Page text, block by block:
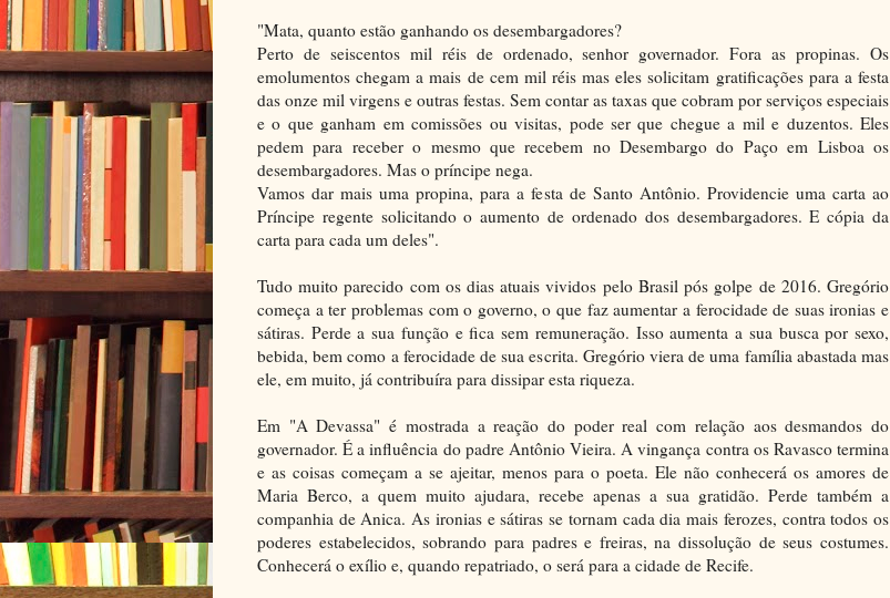
"Mata, quanto estão ganhando os desembargadores?
Perto de seiscentos mil réis de ordenado, senhor governador. Fora as propinas. Os
emolumentos chegam a mais de cem mil réis mas eles solicitam gratificações para a festa
das onze mil virgens e outras festas. Sem contar as taxas que cobram por serviços especiais
e o que ganham em comissões ou visitas, pode ser que chegue a mil e duzentos. Eles
pedem para receber o mesmo que recebem no Desembargo do Paço em Lisboa os
desembargadores. Mas o príncipe nega.
Vamos dar mais uma propina, para a festa de Santo Antônio. Providencie uma carta ao
Príncipe regente solicitando o aumento de ordenado dos desembargadores. E cópia da
carta para cada um deles".
Tudo muito parecido com os dias atuais vividos pelo Brasil pós golpe de 2016. Gregório
começa a ter problemas com o governo, o que faz aumentar a ferocidade de suas ironias e
sátiras. Perde a sua função e fica sem remuneração. Isso aumenta a sua busca por sexo,
bebida, bem como a ferocidade de sua escrita. Gregório viera de uma família abastada mas
ele, em muito, já contribuíra para dissipar esta riqueza.
Em "A Devassa" é mostrada a reação do poder real com relação aos desmandos do
governador. É a influência do padre Antônio Vieira. A vingança contra os Ravasco termina
e as coisas começam a se ajeitar, menos para o poeta. Ele não conhecerá os amores de
Maria Berco, a quem muito ajudara, recebe apenas a sua gratidão. Perde também a
companhia de Anica. As ironias e sátiras se tornam cada dia mais ferozes, contra todos os
poderes estabelecidos, sobrando para padres e freiras, na dissolução de seus costumes.
Conhecerá o exílio e, quando repatriado, o será para a cidade de Recife.